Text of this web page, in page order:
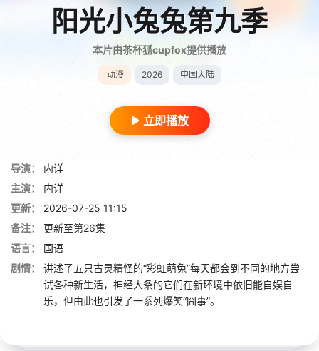
阳光小兔兔第九季
本片由茶杯狐cupfox提供播放
动漫 2026 中国大陆
立即播放
导演：
内详
主演：
内详
更新：
2026-07-25 11:15
备注：
更新至第26集
语言：
国语
剧情：
讲述了五只古灵精怪的“彩虹萌兔”每天都会到不同的地方尝
试各种新生活，神经大条的它们在新环境中依旧能自娱自
乐，但由此也引发了一系列爆笑“囧事”。